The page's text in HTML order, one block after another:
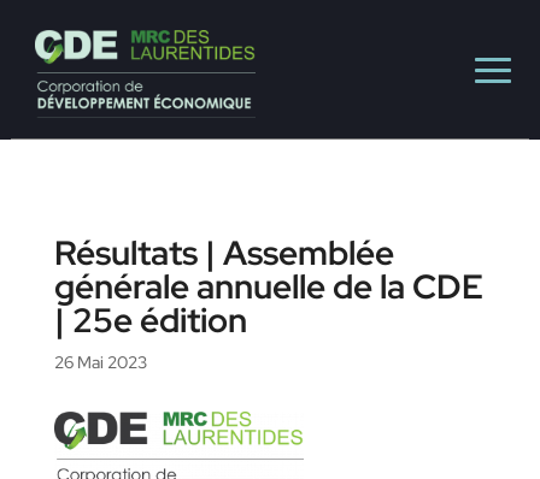
Résultats | Assemblée
générale annuelle de la CDE
| 25e édition
26 Mai 2023